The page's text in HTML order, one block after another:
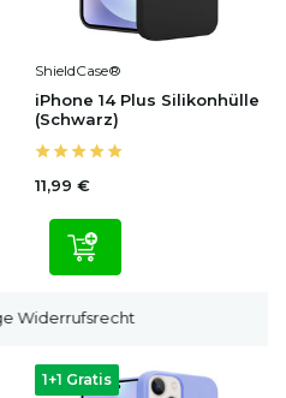
ShieldCase®
iPhone 14 Plus Silikonhülle
(Schwarz)
11,99 €
Widerrufsrecht
1+1 Gratis